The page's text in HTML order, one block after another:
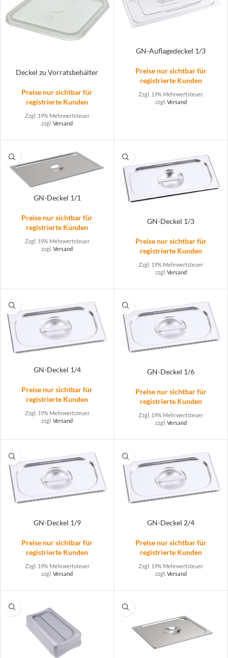
Deckel zu Vorratsbehälter
Preise nur sichtbar für
registrierte Kunden
Zzgl. 19% Mehrwertsteuer
zzgl.Versand
GN-Auflagedeckel 1/3
Preise nur sichtbar für
registrierte Kunden
Zzgl. 19% Mehrwertsteuer
zzgl. Versand
GN-Deckel 1/1
Preise nur sichtbar für
registrierte Kunden
Zzgl. 19% Mehrwertsteuer
zzgl.Versand
GN-Deckel 1/3
Preise nur sichtbar für
registrierte Kunden
Zzgl. 19% Mehrwertsteuer
zzgl. Versand
GN-Deckel 1/4
Preise nur sichtbar für
registrierte Kunden
Zzgl. 19% Mehrwertsteuer
zzgl.Versand
GN-Deckel 1/6
Preise nur sichtbar für
registrierte Kunden
Zzgl. 19% Mehrwertsteuer
zzgl. Versand
GN-Deckel 1/9
Preise nur sichtbar für
registrierte Kunden
Zzgl. 19% Mehrwertsteuer
zzgl.Versand
GN-Deckel 2/4
Preise nur sichtbar für
registrierte Kunden
Zzgl. 19% Mehrwertsteuer
zzgl. Versand